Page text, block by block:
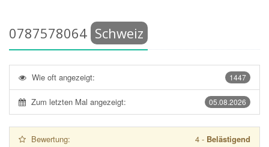
0787578064 Schweiz
1447
Wie oft angezeigt:
05.08.2026
Zum letzten Mal angezeigt:
Bewertung: 4 - Belästigend